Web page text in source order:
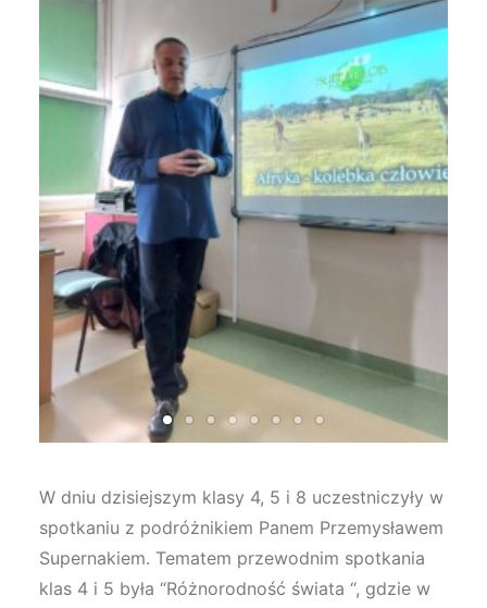
W dniu dzisiejszym klasy 4, 5 i 8 uczestniczyły w
spotkaniu z podróżnikiem Panem Przemysławem
Supernakiem. Tematem przewodnim spotkania
klas 4 i 5 była “Różnorodność świata “, gdzie w